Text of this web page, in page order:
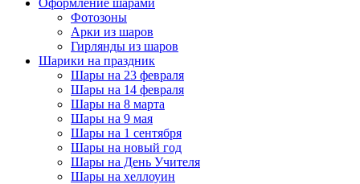
Оформление шарами
Фотозоны
Арки из шаров
Гирлянды из шаров
Шарики на праздник
Шары на 23 февраля
Шары на 14 февраля
Шары на 8 марта
Шары на 9 мая
Шары на 1 сентября
Шары на новый год
Шары на День Учителя
Шары на хеллоуин